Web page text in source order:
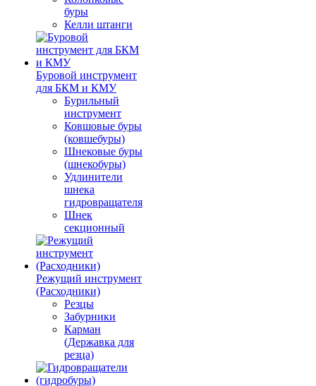
буры
Келли штанги
Буровой инструмент
для БКМ и КМУ
Бурильный
инструмент
Ковшовые буры
(ковшебуры)
Шнековые буры
(шнекобуры)
Удлинители
шнека
гидровращателя
Шнек
секционный
Режущий инструмент
(Расходники)
Резцы
Забурники
Карман
(Державка для
резца)